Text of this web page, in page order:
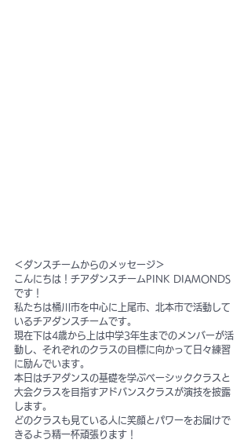
＜ダンスチームからのメッセージ＞
こんにちは！チアダンスチームPINK DIAMONDS
です！
私たちは桶川市を中心に上尾市、北本市で活動して
いるチアダンスチームです。
現在下は4歳から上は中学3年生までのメンバーが活
動し、それぞれのクラスの目標に向かって日々練習
に励んでいます。
本日はチアダンスの基礎を学ぶベーシッククラスと
大会クラスを目指すアドバンスクラスが演技を披露
します。
どのクラスも見ている人に笑顔とパワーをお届けで
きるよう精一杯頑張ります！